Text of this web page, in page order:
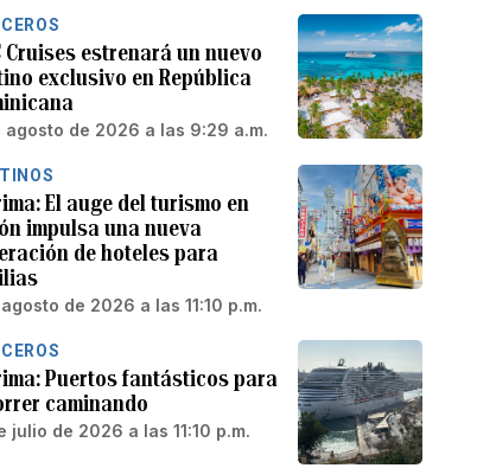
Cruises estrenará un nuevo
exclusivo en República
agosto de 2026 a las 9:29 a.m.
El auge del turismo en
impulsa una nueva
de hoteles para
de 2026 a las 11:10 p.m.
Puertos fantásticos para
caminando
julio de 2026 a las 11:10 p.m.